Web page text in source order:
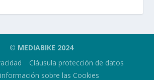
© MEDIABIKE 2024
Cláusula protección de datos
sobre las Cookies